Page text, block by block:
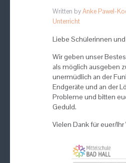
Written byAnke Pawel-
Unterricht
Liebe Schülerinnen
Wir geben unser
als möglich ausgeben
unermüdlich an der
Endgeräte und an der
Probleme und bitten
Geduld.
Vielen Dank für euer/Ihr